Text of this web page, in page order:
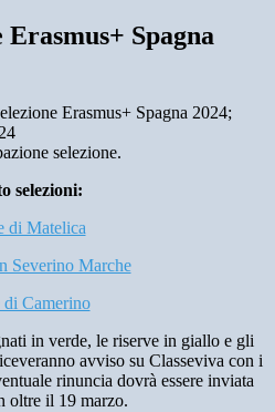
Spagna
Erasmus+ Spagna 2024;
selezione.
selezioni:
di Matelica
Severino Marche
di Camerino
in verde, le riserve in giallo e gli
avviso su Classeviva con i
rinuncia dovrà essere inviata
oltre il 19 marzo.